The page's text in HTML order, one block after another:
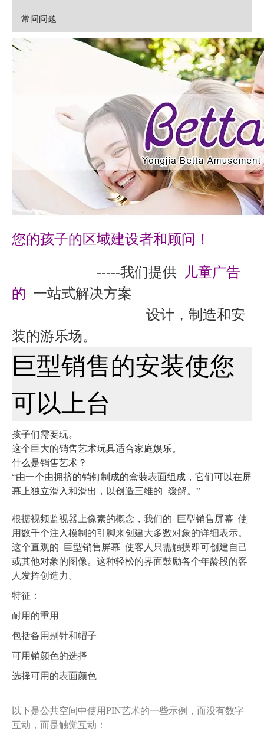
常问问题
您的孩子的区域建设者和顾问！
-----我们提供
儿童广告
的 一站式解决方案
设计，制造和安
装的游乐场。
巨型销售的安装使您
可以上台
孩子们需要玩。
这个巨大的销售艺术玩具适合家庭娱乐。
什么是销售艺术？
“由一个由拥挤的销钉制成的盒装表面组成，它们可以在屏
幕上独立滑入和滑出，以创造三维的 缓解。”
根据视频监视器上像素的概念，我们的 巨型销售屏幕 使
用数千个注入模制的引脚来创建大多数对象的详细表示。
这个直观的
巨型销售屏幕 使客人只需触摸即可创建自己
或其他对象的图像。这种轻松的界面鼓励各个年龄段的客
人发挥创造力。
特征：
耐用的重用
包括备用别针和帽子
可用销颜色的选择
选择可用的表面颜色
以下是公共空间中使用PIN艺术的一些示例，而没有数字
互动，而是触觉互动：